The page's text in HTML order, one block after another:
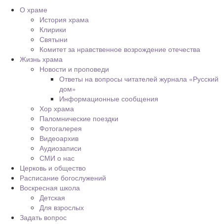
О храме
История храма
Клирики
Святыни
Комитет за нравственное возрождение отечества
Жизнь храма
Новости и проповеди
Ответы на вопросы читателей журнала «Русский
дом»
Информационные сообщения
Хор храма
Паломнические поездки
Фотогалерея
Видеоархив
Аудиозаписи
СМИ о нас
Церковь и общество
Расписание богослужений
Воскресная школа
Детская
Для взрослых
Задать вопрос